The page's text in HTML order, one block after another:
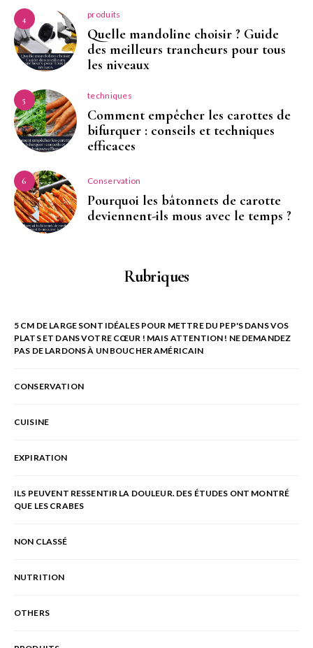
4 produits
Quelle mandoline choisir ? Guide
des meilleurs trancheurs pour tous
les niveaux
5 techniques
Comment empêcher les carottes de
bifurquer : conseils et techniques
efficaces
6 Conservation
Pourquoi les bâtonnets de carotte
deviennent-ils mous avec le temps ?
Rubriques
5 CM DE LARGE SONT IDÉALES POUR METTRE DU PEP'S DANS VOS
PLATS ET DANS VOTRE CŒUR ! MAIS ATTENTION ! NE DEMANDEZ
PAS DE LARDONS À UN BOUCHER AMÉRICAIN
CONSERVATION
CUISINE
EXPIRATION
ILS PEUVENT RESSENTIR LA DOULEUR. DES ÉTUDES ONT MONTRÉ
QUE LES CRABES
NON CLASSÉ
NUTRITION
OTHERS